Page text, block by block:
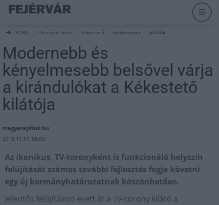
HE-DO Kft. Országos hírek kékestető ökoturizmus kilátók
Modernebb és
kényelmesebb belsővel várja
a kirándulókat a Kékestető
kilátója
magyarepitok.hu
2018.11.17. 08:00
Az ikonikus, TV-toronyként is funkcionáló helyszín
felújítását számos további fejlesztés fogja követni
egy új kormányhatározatnak köszönhetően.
Jelentős felújításon esett át a TV-torony kilátó a